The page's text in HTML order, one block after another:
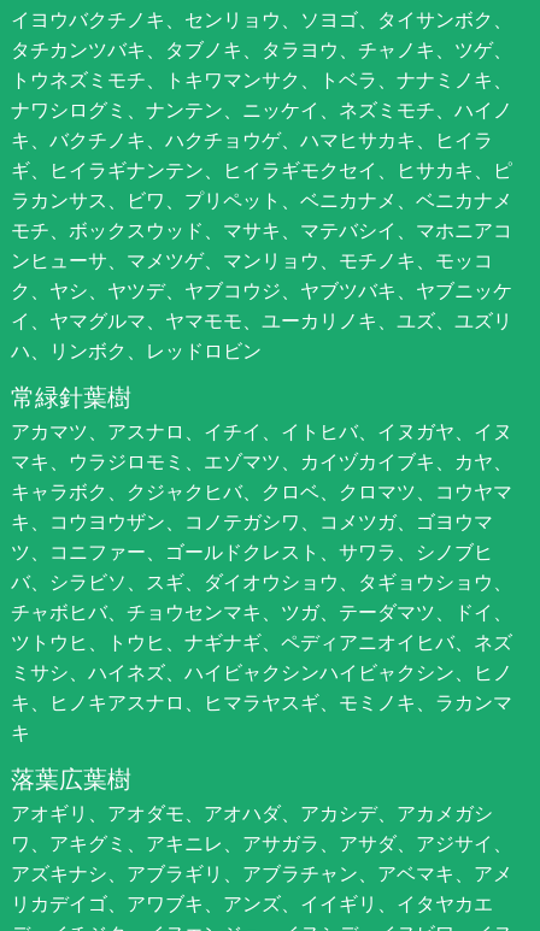
イヨウバクチノキ、センリョウ、ソヨゴ、タイサンボク、
タチカンツバキ、タブノキ、タラヨウ、チャノキ、ツゲ、
トウネズミモチ、トキワマンサク、トベラ、ナナミノキ、
ナワシログミ、ナンテン、ニッケイ、ネズミモチ、ハイノ
キ、バクチノキ、ハクチョウゲ、ハマヒサカキ、ヒイラ
ギ、ヒイラギナンテン、ヒイラギモクセイ、ヒサカキ、ピ
ラカンサス、ビワ、プリペット、ベニカナメ、ベニカナメ
モチ、ボックスウッド、マサキ、マテバシイ、マホニアコ
ンヒューサ、マメツゲ、マンリョウ、モチノキ、モッコ
ク、ヤシ、ヤツデ、ヤブコウジ、ヤブツバキ、ヤブニッケ
イ、ヤマグルマ、ヤマモモ、ユーカリノキ、ユズ、ユズリ
ハ、リンボク、レッドロビン
常緑針葉樹
アカマツ、アスナロ、イチイ、イトヒバ、イヌガヤ、イヌ
マキ、ウラジロモミ、エゾマツ、カイヅカイブキ、カヤ、
キャラボク、クジャクヒバ、クロベ、クロマツ、コウヤマ
キ、コウヨウザン、コノテガシワ、コメツガ、ゴヨウマ
ツ、コニファー、ゴールドクレスト、サワラ、シノブヒ
バ、シラビソ、スギ、ダイオウショウ、タギョウショウ、
チャボヒバ、チョウセンマキ、ツガ、テーダマツ、ドイ、
ツトウヒ、トウヒ、ナギナギ、ペディアニオイヒバ、ネズ
ミサシ、ハイネズ、ハイビャクシンハイビャクシン、ヒノ
キ、ヒノキアスナロ、ヒマラヤスギ、モミノキ、ラカンマ
キ
落葉広葉樹
アオギリ、アオダモ、アオハダ、アカシデ、アカメガシ
ワ、アキグミ、アキニレ、アサガラ、アサダ、アジサイ、
アズキナシ、アブラギリ、アブラチャン、アベマキ、アメ
リカデイゴ、アワブキ、アンズ、イイギリ、イタヤカエ